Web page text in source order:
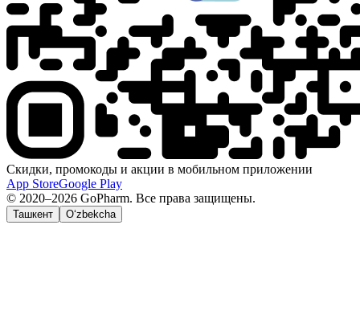
Скидки, промокоды и акции в мобильном приложении
App StoreGoogle Play
© 2020–2026 GoPharm. Все права защищены.
Ташкент O‘zbekcha